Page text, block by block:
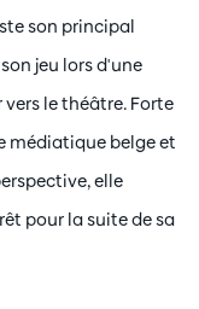
son principal
jeu lors d'une
le théâtre. Forte
médiatique belge et
elle
pour la suite de sa